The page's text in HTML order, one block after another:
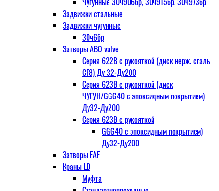
Задвижки стальные
Задвижки чугунные
30ч6бр
Затворы ABO valve
Серия 622В с рукояткой (диск нерж. сталь
CF8) Ду 32-Ду200
Серия 623В с рукояткой (диск
ЧУГУН/GGG40 с эпоксидным покрытием)
Ду32-Ду200
Серия 623В с рукояткой
GGG40 с эпоксидным покрытием)
Ду32-Ду200
Затворы FAF
Краны LD
Муфта